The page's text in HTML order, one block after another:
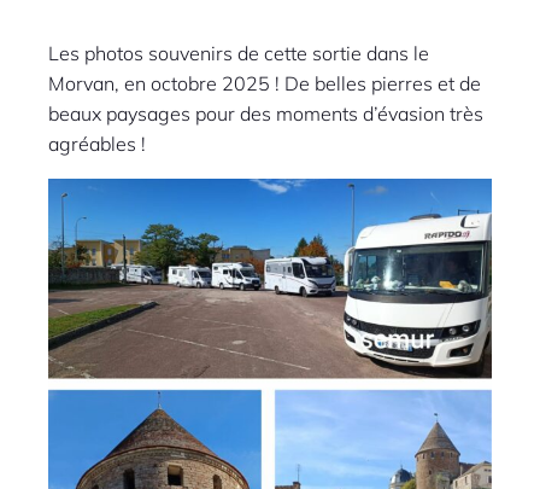
Les photos souvenirs de cette sortie dans le
Morvan, en octobre 2025 ! De belles pierres et de
beaux paysages pour des moments d’évasion très
agréables !